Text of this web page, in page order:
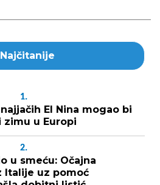
Najčitanije
1.
El Nina mogao bi
u Europi
2.
u smeću: Očajna
uz pomoć